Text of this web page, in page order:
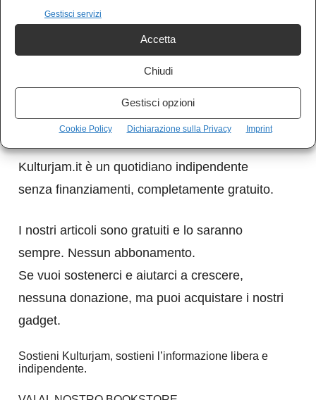
Gestisci servizi
Accetta
Chiudi
Gestisci opzioni
Cookie Policy Dichiarazione sulla Privacy Imprint
settentrionale.
Sostieni Kulturjam
Kulturjam.it è un quotidiano indipendente
senza finanziamenti, completamente gratuito.
I nostri articoli sono gratuiti e lo saranno
sempre. Nessun abbonamento.
Se vuoi sostenerci e aiutarci a crescere,
nessuna donazione, ma puoi acquistare i nostri
gadget.
Sostieni Kulturjam, sostieni l’informazione libera e
indipendente.